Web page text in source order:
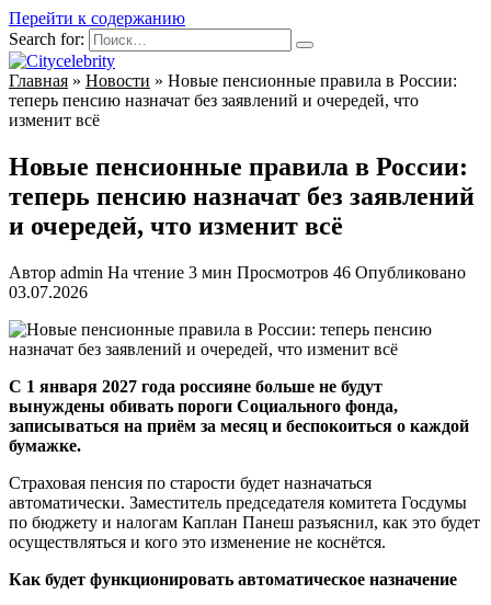
Перейти к содержанию
Search for:
Главная » Новости » Новые пенсионные правила в России:
теперь пенсию назначат без заявлений и очередей, что
изменит всё
Новые пенсионные правила в России:
теперь пенсию назначат без заявлений
и очередей, что изменит всё
Автор admin На чтение 3 мин Просмотров 46 Опубликовано
03.07.2026
С 1 января 2027 года россияне больше не будут
вынуждены обивать пороги Социального фонда,
записываться на приём за месяц и беспокоиться о каждой
бумажке.
Страховая пенсия по старости будет назначаться
автоматически. Заместитель председателя комитета Госдумы
по бюджету и налогам Каплан Панеш разъяснил, как это будет
осуществляться и кого это изменение не коснётся.
Как будет функционировать автоматическое назначение